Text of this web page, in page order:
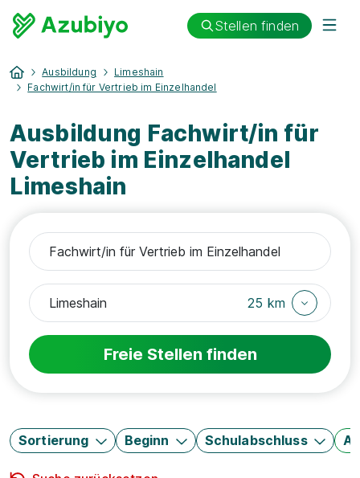
Stellen finden
Ausbildung
Limeshain
Fachwirt/in für Vertrieb im Einzelhandel
Ausbildung Fachwirt/in für
Vertrieb im Einzelhandel
Limeshain
25 km
Freie Stellen finden
Sortierung Beginn Schulabschluss